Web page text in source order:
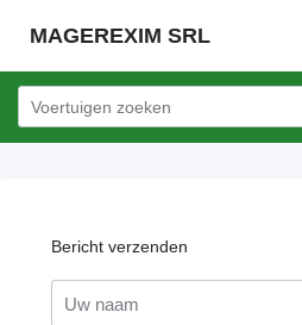
MAGEREXIM SRL
Bericht verzenden